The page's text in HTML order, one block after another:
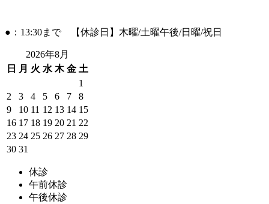
●：13:30まで 【休診日】木曜/土曜午後/日曜/祝日
2026年8月
日
月 火 水 木 金 土
1
2
3 4 5 6 7
8
9
10 11 12 13 14 15
16 17 18 19 20 21 22
23 24 25 26 27 28 29
30 31
休診
午前休診
午後休診